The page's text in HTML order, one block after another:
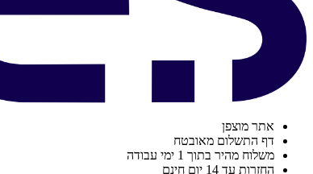
אתר מוצפן
דף התשלום מאובטח
משלוח מהיר בתוך 1 ימי עבודה
החזרות עד 14 יום חינם